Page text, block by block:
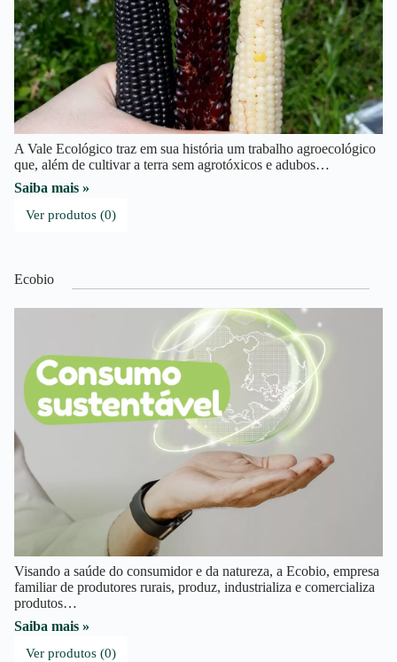
A Vale Ecológico traz em sua história um trabalho agroecológico
que, além de cultivar a terra sem agrotóxicos e adubos…
Saiba mais »
Ver produtos (0)
Ecobio
Visando a saúde do consumidor e da natureza, a Ecobio, empresa
familiar de produtores rurais, produz, industrializa e comercializa
produtos…
Saiba mais »
Ver produtos (0)